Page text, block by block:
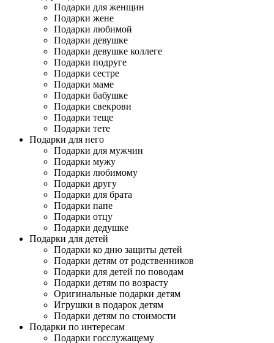
Подарки для женщин
Подарки жене
Подарки любимой
Подарки девушке
Подарки девушке коллеге
Подарки подруге
Подарки сестре
Подарки маме
Подарки бабушке
Подарки свекрови
Подарки теще
Подарки тете
Подарки для него
Подарки для мужчин
Подарки мужу
Подарки любимому
Подарки другу
Подарки для брата
Подарки папе
Подарки отцу
Подарки дедушке
Подарки для детей
Подарки ко дню защиты детей
Подарки детям от родственников
Подарки для детей по поводам
Подарки детям по возрасту
Оригинальные подарки детям
Игрушки в подарок детям
Подарки детям по стоимости
Подарки по интересам
Подарки госслужащему